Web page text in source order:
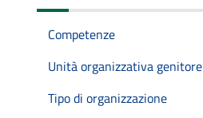
Competenze
Unità organizzativa genitore
Tipo di organizzazione